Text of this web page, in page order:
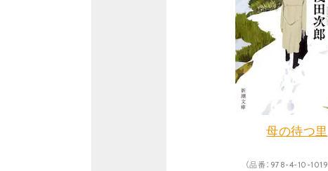
母の待つ里
（品番：978-4-10-